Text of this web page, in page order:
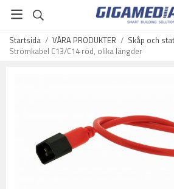
Startsida / VÅRA PRODUKTER / Skåp och
Strömkabel C13/C14 röd, olika längder